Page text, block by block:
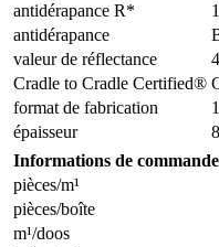
antidérapance R*
antidérapance
valeur de réflectance
Cradle to Cradle Certified®
format de fabrication
épaisseur
Informations de commande
pièces/m¹
pièces/boîte
m¹/doos